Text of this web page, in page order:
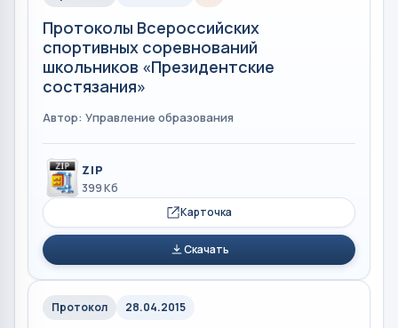
Протоколы Всероссийских
спортивных соревнований
школьников «Президентские
состязания»
Автор: Управление образования
ZIP
399 Кб
Карточка
Скачать
Протокол 28.04.2015